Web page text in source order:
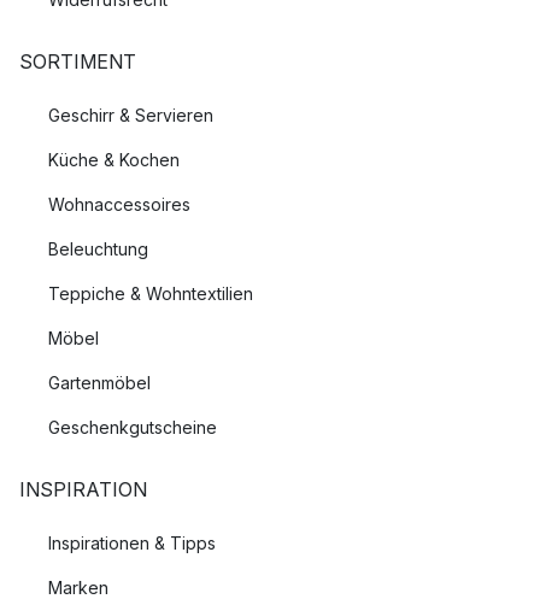
SORTIMENT
Geschirr & Servieren
Küche & Kochen
Wohnaccessoires
Beleuchtung
Teppiche & Wohntextilien
Möbel
Gartenmöbel
Geschenkgutscheine
INSPIRATION
Inspirationen & Tipps
Marken